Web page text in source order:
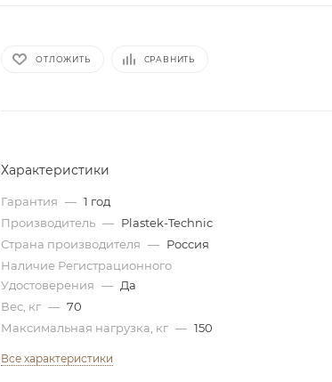
ОТЛОЖИТЬ СРАВНИТЬ
Характеристики
Гарантия — 1 год
Производитель — Plastek-Technic
Страна производителя — Россия
Наличие Регистрационного
Удостоверения — Да
Вес, кг — 70
Максимальная нагрузка, кг — 150
Все характеристики